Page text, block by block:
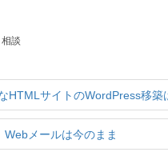
相談
HTMLサイトのWordPress移築
Webメールは今のまま